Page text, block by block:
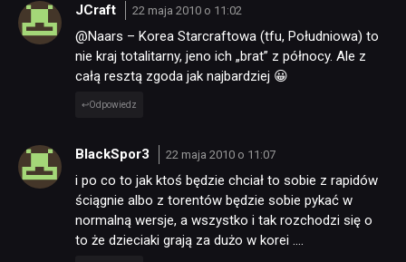
JCraft 22 maja 2010 o 11:02
@Naars – Korea Starcraftowa (tfu, Południowa) to
nie kraj totalitarny, jeno ich „brat” z północy. Ale z
całą resztą zgoda jak najbardziej 😀
Odpowiedz
BlackSpor3 22 maja 2010 o 11:07
i po co to jak ktoś będzie chciał to sobie z rapidów
ściągnie albo z torentów będzie sobie pykać w
normalną wersje, a wszystko i tak rozchodzi się o
to że dzieciaki grają za dużo w korei ….